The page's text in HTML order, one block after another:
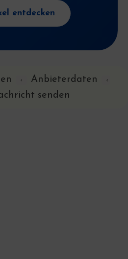
entdecken
‹ Anbieterdaten ‹
senden